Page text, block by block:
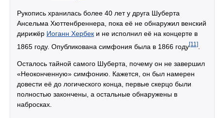
Рукопись хранилась более 40 лет у друга Шуберта
Ансельма Хюттенбреннера, пока её не обнаружил венский
дирижёр Иоганн Хербек и не исполнил её на концерте в
1865 году. Опубликована симфония была в 1866 году[11]
Осталось тайной самого Шуберта, по­чему он не завершил
«Неоконченную» симфонию. Ка­жется, он был намерен
довести её до логического конца, первые скерцо были
полностью закончены, а ос­тальные обнаружены в
набросках.